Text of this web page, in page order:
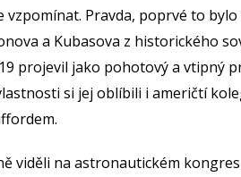
Pravda, poprvé to
a Kubasova z historického
projevil jako pohotový a vtipný
si jej oblíbili i američtí
viděli na astronautickém